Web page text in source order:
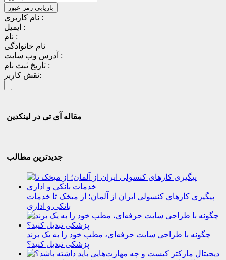
نام کاربری :
ایمیل :
نام :
نام خانوادگی
آدرس وب سایت :
تاریخ ثبت نام :
نقش کاربر:
مقاله آی تی در لینکدین
جدیدترین مطالب
پیگیری کارهای کنسولی ایران از آلمان؛ از میخک تا خدمات
بانکی و اداری
چگونه با طراحی سایت حرفه‌ای، مطب خود را به یک برند
پزشکی تبدیل کنید؟